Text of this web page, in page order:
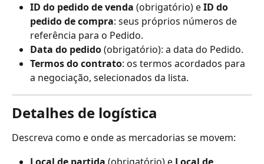
ID do pedido de venda (obrigatório) e ID do
pedido de compra: seus próprios números de
referência para o Pedido.
Data do pedido (obrigatório): a data do Pedido.
Termos do contrato: os termos acordados para
a negociação, selecionados da lista.
Detalhes de logística
Descreva como e onde as mercadorias se movem: